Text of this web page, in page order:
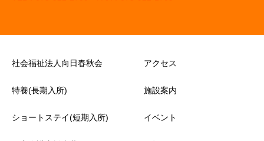
社会福祉法人向日春秋会
特養(長期入所)
ショートステイ(短期入所)
アクセス
施設案内
イベント